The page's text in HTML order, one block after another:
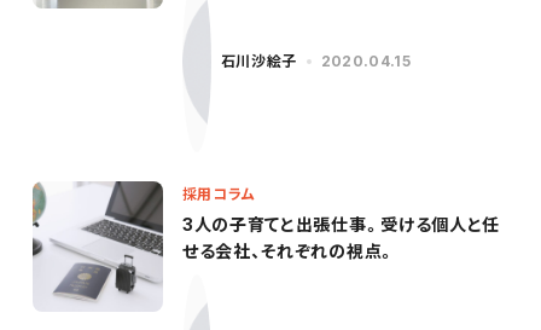
石川沙絵子 2020.04.15
採用コラム
3人の子育てと出張仕事。受ける個人と任
せる会社、それぞれの視点。